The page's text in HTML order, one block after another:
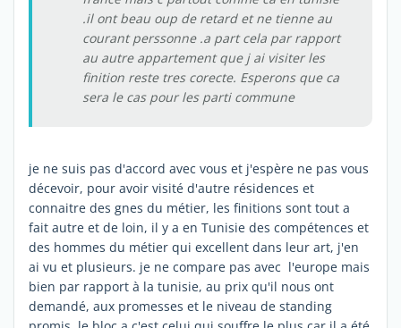
.il ont beau oup de retard et ne tienne au
courant perssonne .a part cela par rapport
au autre appartement que j ai visiter les
finition reste tres corecte. Esperons que ca
sera le cas pour les parti commune
je ne suis pas d'accord avec vous et j'espère ne pas vous
décevoir, pour avoir visité d'autre résidences et
connaitre des gnes du métier, les finitions sont tout a
fait autre et de loin, il y a en Tunisie des compétences et
des hommes du métier qui excellent dans leur art, j'en
ai vu et plusieurs. je ne compare pas avec l'europe mais
bien par rapport à la tunisie, au prix qu'il nous ont
demandé, aux promesses et le niveau de standing